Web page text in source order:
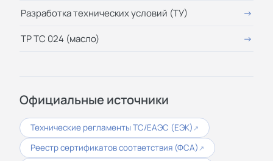
Разработка технических условий (ТУ)
ТР ТС 024 (масло)
Официальные источники
Технические регламенты ТС/ЕАЭС (ЕЭК) ↗
Реестр сертификатов соответствия (ФСА) ↗